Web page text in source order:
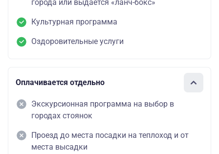
города или выдается «ланч-бокс»
Культурная программа
Оздоровительные услуги
Оплачивается отдельно
Экскурсионная программа на выбор в
городах стоянок
Проезд до места посадки на теплоход и от
места высадки